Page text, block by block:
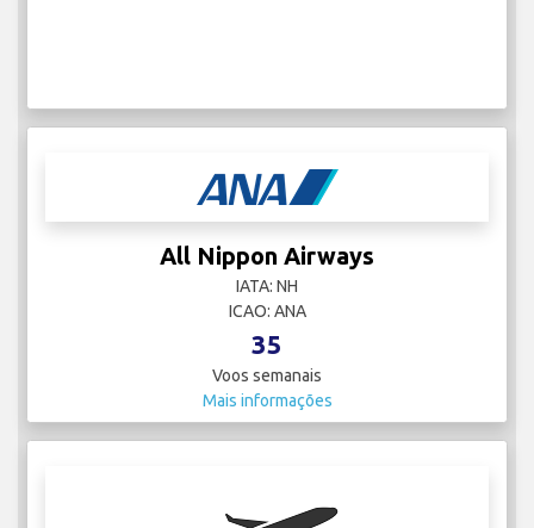
All Nippon Airways
IATA: NH
ICAO: ANA
35
Voos semanais
Mais informações